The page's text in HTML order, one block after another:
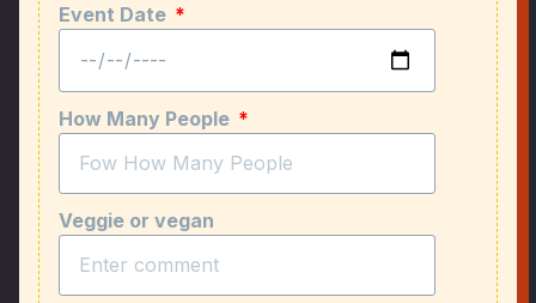
Event Date
How Many People
Veggie or vegan